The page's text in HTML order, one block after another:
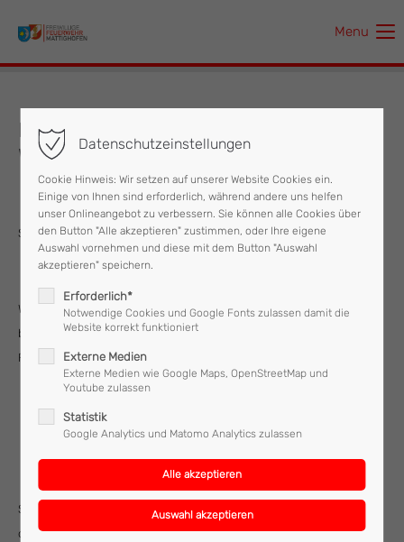
Der Eintrag "offcanvas-col1" existiert leider nicht.
Der Eintrag "offcanvas-col3" existiert leider nicht.
Der Eintrag "offcanvas-col4" existiert leider nicht.
Menu
Friedenslichtaktion und
Weihnachtsgrüße
Sehr geehrte Mattighofnerinnen und Mattighofner!
Wie jedes Jahr wird auch heuer wieder am 24. Dezember von 08:30
bis 12:00 Uhr, die Jugendgruppe der Feuerwehr Mattighofen das
Friedenslicht im Stadtgebiet von Mattighofen verteilen.
Sie haben dabei auch wieder die Möglichkeit, eine kleine Spende
dafür abzugeben.
Datenschutzeinstellungen
Cookie Hinweis: Wir setzen auf unserer Website Cookies ein.
Einige von Ihnen sind erforderlich, während andere uns helfen
unser Onlineangebot zu verbessern. Sie können alle Cookies über
den Button "Alle akzeptieren" zustimmen, oder Ihre eigene
Auswahl vornehmen und diese mit dem Button "Auswahl
akzeptieren" speichern.
Erforderlich*
Notwendige Cookies und Google Fonts zulassen damit die
Website korrekt funktioniert
Externe Medien
Externe Medien wie Google Maps, OpenStreetMap und
Youtube zulassen
Statistik
Google Analytics und Matomo Analytics zulassen